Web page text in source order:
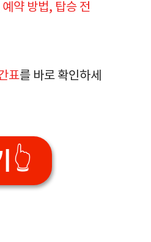
약 방법, 탑승 전
표를 바로 확인하세
👆